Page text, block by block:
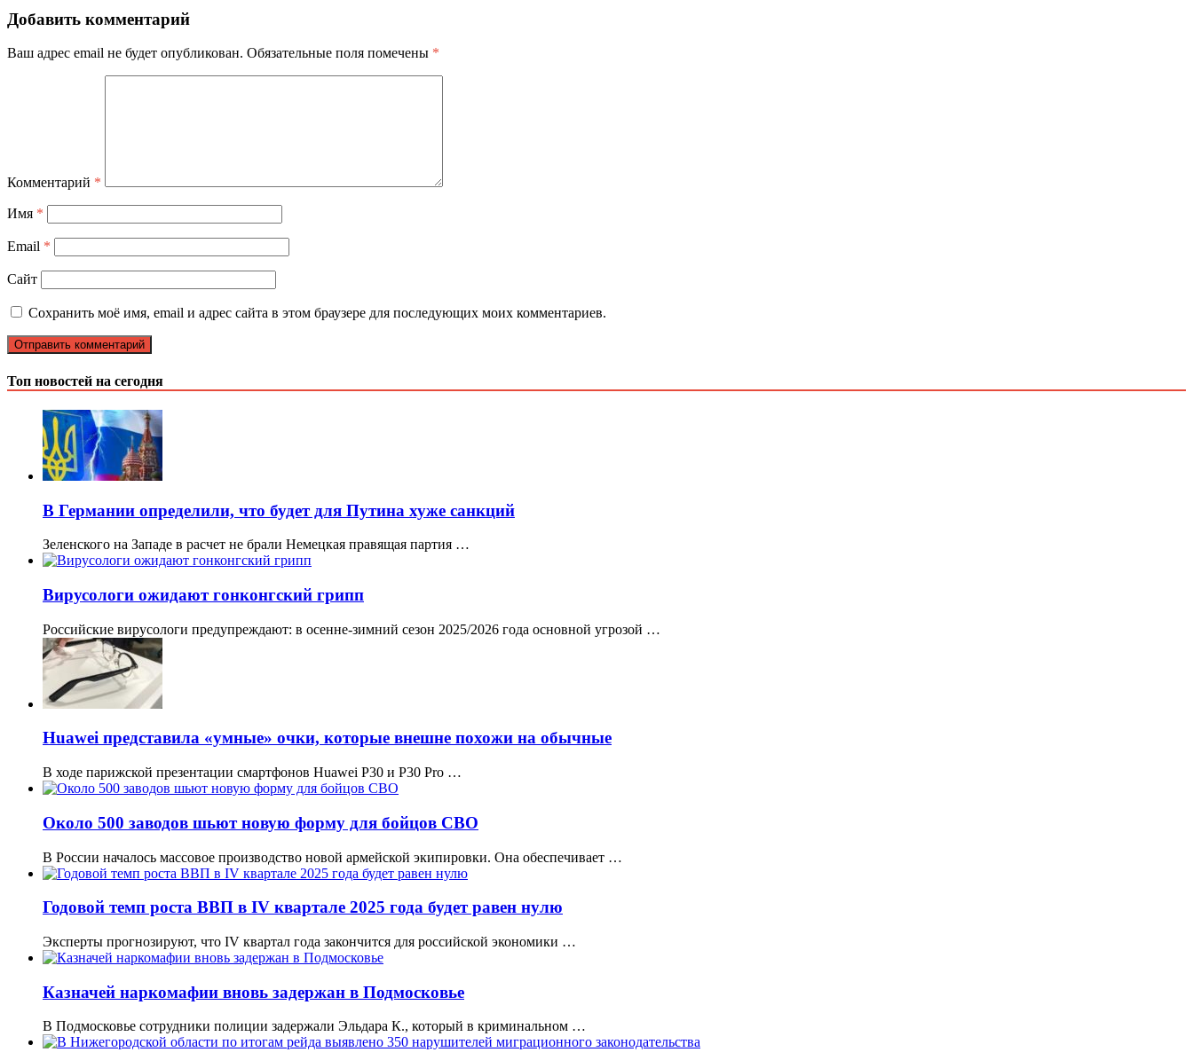
Добавить комментарий
Ваш адрес email не будет опубликован. Обязательные поля помечены *
Комментарий *
Имя *
Email *
Сайт
Сохранить моё имя, email и адрес сайта в этом браузере для последующих моих комментариев.
Топ новостей на сегодня
В Германии определили, что будет для Путина хуже санкций
Зеленского на Западе в расчет не брали Немецкая правящая партия …
Вирусологи ожидают гонконгский грипп
Российские вирусологи предупреждают: в осенне-зимний сезон 2025/2026 года основной угрозой …
Huawei представила «умные» очки, которые внешне похожи на обычные
В ходе парижской презентации смартфонов Huawei P30 и P30 Pro …
Около 500 заводов шьют новую форму для бойцов СВО
В России началось массовое производство новой армейской экипировки. Она обеспечивает …
Годовой темп роста ВВП в IV квартале 2025 года будет равен нулю
Эксперты прогнозируют, что IV квартал года закончится для российской экономики …
Казначей наркомафии вновь задержан в Подмосковье
В Подмосковье сотрудники полиции задержали Эльдара К., который в криминальном …